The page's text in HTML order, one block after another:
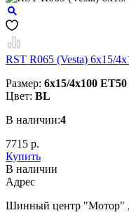
RST R065 (Vesta) 6x15/
Размер: 6x15/4x100 ET50
Цвет: BL
В наличии:4
7715 р.
Купить
В наличии
Aдрес
Шинный центр "Мотор" ,